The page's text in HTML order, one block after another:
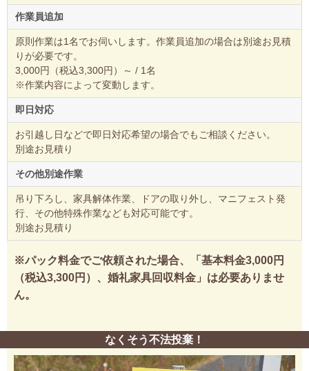
作業員追加
原則作業は1名でお伺いします。作業員追加の場合は別途お見積
りが必要です。
3,000円（税込3,300円）～ / 1名
※作業内容によって変動します。
即日対応
お引越し日などで即日対応希望の場合でもご相談ください。
別途お見積り
その他別途作業
吊り下ろし、家具解体作業、ドアの取り外し、マニフェスト発
行、その他特殊作業なども対応可能です。
別途お見積り
※パック料金でご依頼された場合、「基本料金3,000円
（税込3,300円）、婚礼家具回収料金」は必要ありませ
ん。
なくそう不法投棄！